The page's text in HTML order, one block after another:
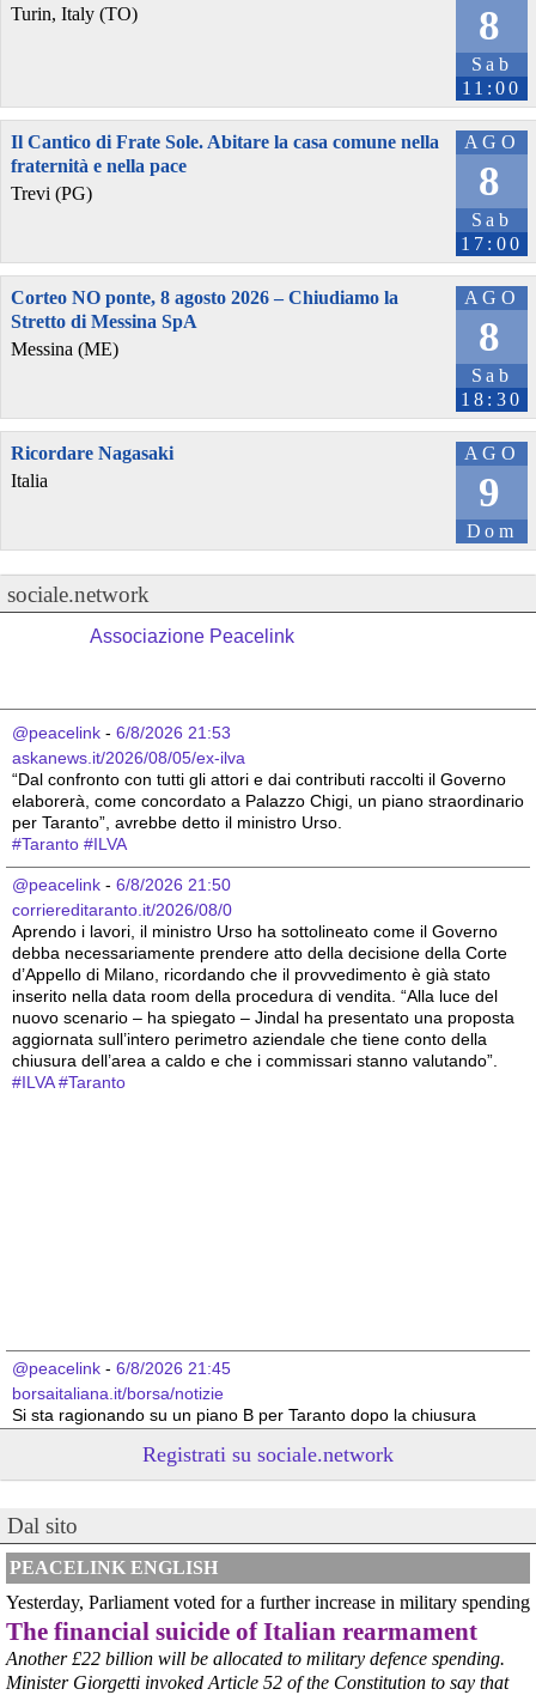
8
Sab
11:00
Turin, Italy (TO)
AGO
8
Sab
17:00
Il Cantico di Frate Sole. Abitare la casa comune nella
fraternità e nella pace
Trevi (PG)
AGO
8
Sab
18:30
Corteo NO ponte, 8 agosto 2026 – Chiudiamo la
Stretto di Messina SpA
Messina (ME)
AGO
9
Dom
Ricordare Nagasaki
Italia
sociale.network
Associazione Peacelink
@peacelink - 6/8/2026 21:53
askanews.it/2026/08/05/ex-ilva
“Dal confronto con tutti gli attori e dai contributi raccolti il Governo
elaborerà, come concordato a Palazzo Chigi, un piano straordinario
per Taranto”, avrebbe detto il ministro Urso.
#Taranto #ILVA
@peacelink - 6/8/2026 21:50
corriereditaranto.it/2026/08/0
Aprendo i lavori, il ministro Urso ha sottolineato come il Governo
debba necessariamente prendere atto della decisione della Corte
d’Appello di Milano, ricordando che il provvedimento è già stato
inserito nella data room della procedura di vendita. “Alla luce del
nuovo scenario – ha spiegato – Jindal ha presentato una proposta
aggiornata sull’intero perimetro aziendale che tiene conto della
chiusura dell’area a caldo e che i commissari stanno valutando”.
#ILVA #Taranto
@peacelink - 6/8/2026 21:45
borsaitaliana.it/borsa/notizie
Si sta ragionando su un piano B per Taranto dopo la chiusura
cronachetarantine.it/index.php
il Governo ha manifestato l’intenzione di predisporre un
provvedimento straordinario per attenuare le conseguenze
economiche e sociali della prevista fermata dell’area a caldo e ha
chiesto alle rappresentanze del territorio di formulare proposte
concrete per definirne i contenuti. Casartigiani valuta positivamente
questa disponibilità.
#ILVA Taranto
Registrati su sociale.network
Dal sito
PEACELINK ENGLISH
Yesterday, Parliament voted for a further increase in military spending
The financial suicide of Italian rearmament
Another £22 billion will be allocated to military defence spending.
Minister Giorgetti invoked Article 52 of the Constitution to say that